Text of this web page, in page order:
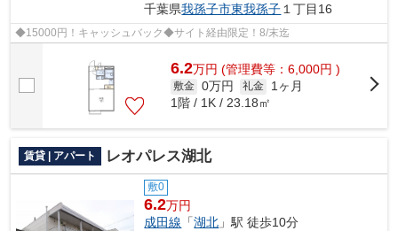
千葉県我孫子市東我孫子 １丁目16
◆15000円！キャッシュバック◆サイト経由限定！8/末迄
6.2万円 (管理費等：6,000円 )
敷金 0万円 礼金
1ヶ月
1階 / 1K / 23.18㎡
賃貸 | アパート レオパレス湖北
敷0
6.2万円
成田線 「湖北 」駅 徒歩10分